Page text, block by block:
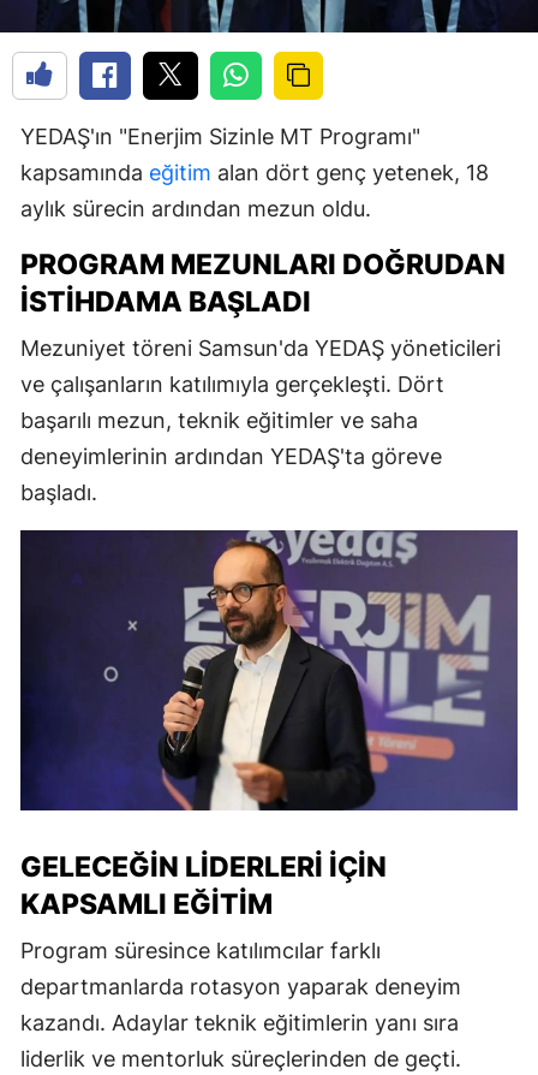
YEDAŞ'ın "Enerjim Sizinle MT Programı"
kapsamında eğitim alan dört genç yetenek, 18
aylık sürecin ardından mezun oldu.
PROGRAM MEZUNLARI DOĞRUDAN
İSTIHDAMA BAŞLADI
Mezuniyet töreni Samsun'da YEDAŞ yöneticileri
ve çalışanların katılımıyla gerçekleşti. Dört
başarılı mezun, teknik eğitimler ve saha
deneyimlerinin ardından YEDAŞ'ta göreve
başladı.
GELECEĞIN LIDERLERI İÇIN
KAPSAMLI EĞITIM
Program süresince katılımcılar farklı
departmanlarda rotasyon yaparak deneyim
kazandı. Adaylar teknik eğitimlerin yanı sıra
liderlik ve mentorluk süreçlerinden de geçti.